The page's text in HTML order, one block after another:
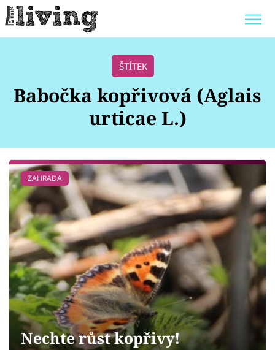
POKOJOVÉ KVĚTINY
ZAHRADA
Bydlení
Zahrada
Design
Sledujte prima+
Přihlášení
ŠTÍTEK
Babočka kopřivová (Aglais
urticae L.)
ZAHRADA
Nechte růst kopřivy!